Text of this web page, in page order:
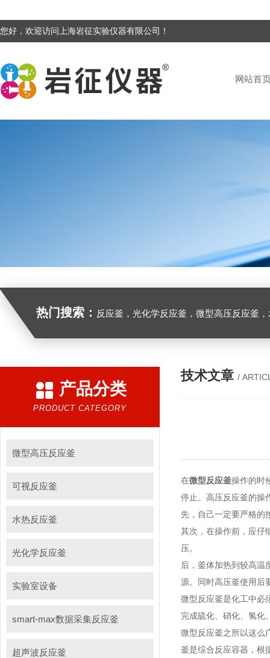
您好，欢迎访问上海岩征实验仪器有限公司！
网站首
热门搜索： 反应釜，光化学反应釜，微型高压反应釜
产品分类
PRODUCT CATEGORY
微型高压反应釜
可视反应釜
水热反应釜
光化学反应釜
实验室设备
smart-max数据采集反应釜
超声波反应釜
技术文章 /
在微型反应釜操作的时
停止。高压反应釜的操
先，自己一定要严格的
其次，在操作前，应仔
压。
后，釜体加热到较高温
源。同时高压釜使用后
微型反应釜是化工中必
完成硫化、硝化、氢化
微型反应釜之所以这么
釜是综合反应容器，根